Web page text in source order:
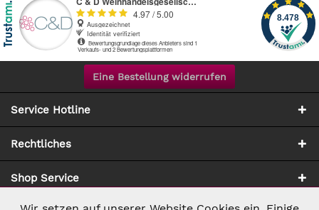
Eine Bestellung widerrufen
Service Hotline
Rechtliches
Shop Service
Aktiv